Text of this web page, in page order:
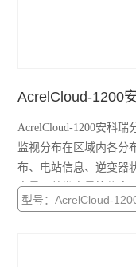
AcrelCloud-1200安科
监视分布在区域内各分
布、电站信息、逆变器
电量、总发电量等信息
量、发电量信息、减少
型号：AcrelCloud-